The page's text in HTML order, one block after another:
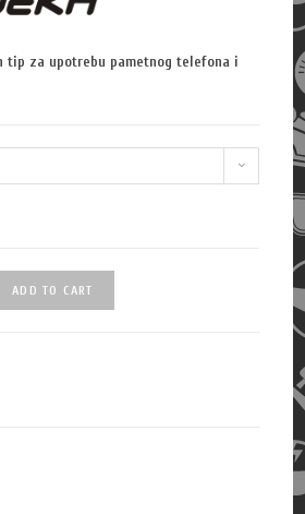
tip za upotrebu pametnog telefona i
ADD TO CART